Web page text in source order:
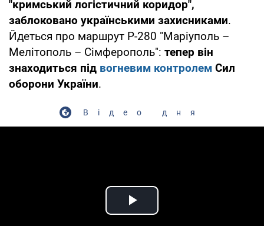
"кримський логістичний коридор",
заблоковано українськими захисниками.
Йдеться про маршрут Р-280 "Маріуполь –
Мелітополь – Сімферополь": тепер він
знаходиться під вогневим контролем Сил
оборони України.
Відео дня
Play Video